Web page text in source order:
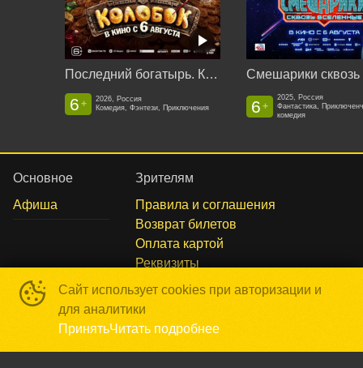
Последний богатырь. Колобок
6 +
2026, Россия
Комедия, Фэнтези, Приключения
6 +
2025, Россия
Фантастика,
комедия
Сайт использует cookies при авторизации и
для аналитики
ПринятьЧитать подробнее
Основное
Афиша
Зрителям
Правила и соглашения
Возврат билетов
Оплата картой
Реквизиты
Способы оплаты